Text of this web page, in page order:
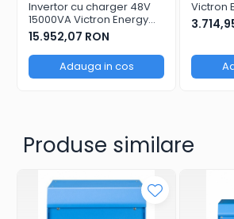
Greutate (Kg) 72;
Va rugam sa consultati cartea
Invertor cu charger 48V
15000VA Victron Energy
MultiPlus-II 48/15000/200-
100
15.952,07 RON
Adauga in cos
Victron
Produse similare